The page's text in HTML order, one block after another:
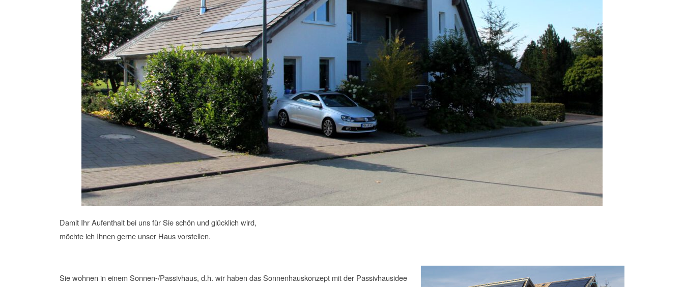
Damit Ihr Aufenthalt bei uns für Sie schön und glücklich wird,
möchte ich Ihnen gerne unser Haus vorstellen.
Sie wohnen in einem Sonnen-/Passivhaus, d.h. wir haben das Sonnenhauskonzept mit der Passivhausidee